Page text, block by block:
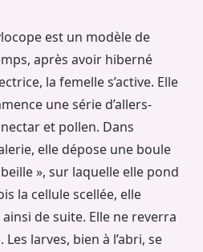
est un modèle de
après avoir hiberné
la femelle s’active. Elle
une série d’allers-
et pollen. Dans
elle dépose une boule
», sur laquelle elle pond
la cellule scellée, elle
de suite. Elle ne reverra
larves, bien à l’abri, se